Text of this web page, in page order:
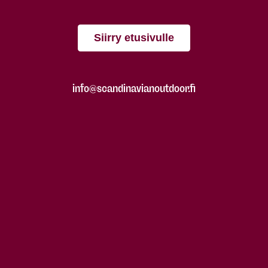
Siirry etusivulle
info@scandinavianoutdoor.fi